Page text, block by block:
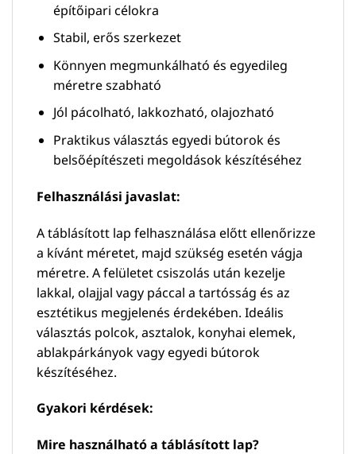
építőipari célokra
Stabil, erős szerkezet
Könnyen megmunkálható és egyedileg
méretre szabható
Jól pácolható, lakkozható, olajozható
Praktikus választás egyedi bútorok és
belsőépítészeti megoldások készítéséhez
Felhasználási javaslat:
A táblásított lap felhasználása előtt ellenőrizze
a kívánt méretet, majd szükség esetén vágja
méretre. A felületet csiszolás után kezelje
lakkal, olajjal vagy páccal a tartósság és az
esztétikus megjelenés érdekében. Ideális
választás polcok, asztalok, konyhai elemek,
ablakpárkányok vagy egyedi bútorok
készítéséhez.
Gyakori kérdések:
Mire használható a táblásított lap?